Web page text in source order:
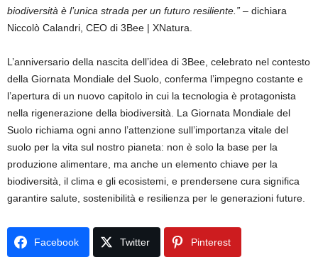
biodiversità è l’unica strada per un futuro resiliente.” – dichiara
Niccolò Calandri, CEO di 3Bee | XNatura.
L’anniversario della nascita dell’idea di 3Bee, celebrato nel contesto
della Giornata Mondiale del Suolo, conferma l’impegno costante e
l’apertura di un nuovo capitolo in cui la tecnologia è protagonista
nella rigenerazione della biodiversità. La Giornata Mondiale del
Suolo richiama ogni anno l’attenzione sull’importanza vitale del
suolo per la vita sul nostro pianeta: non è solo la base per la
produzione alimentare, ma anche un elemento chiave per la
biodiversità, il clima e gli ecosistemi, e prendersene cura significa
garantire salute, sostenibilità e resilienza per le generazioni future.
Facebook Twitter Pinterest